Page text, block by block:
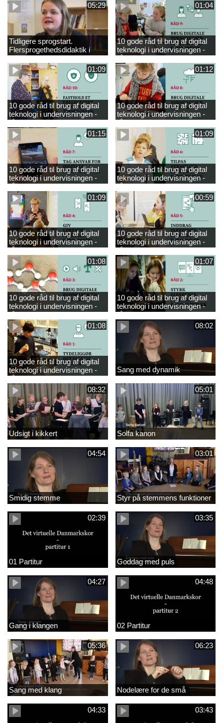
05:29
Tidligere sprogstart.
Flersprogethedsdidaktik i
engelsk
01:04
10 gode råd til brug af digital
teknologi i undervisningen -
råd 9
01:09
10 gode råd til brug af digital
teknologi i undervisningen -
råd 10
01:12
10 gode råd til brug af digital
teknologi i undervisningen -
råd 8
01:15
10 gode råd til brug af digital
teknologi i undervisningen -
råd 7
01:09
10 gode råd til brug af digital
teknologi i undervisningen -
råd 6
01:09
10 gode råd til brug af digital
teknologi i undervisningen -
råd 4
00:59
10 gode råd til brug af digital
teknologi i undervisningen -
råd 5
01:08
10 gode råd til brug af digital
teknologi i undervisningen -
råd 3
01:07
10 gode råd til brug af digital
teknologi i undervisningen -
råd 2
01:08
10 gode råd til brug af digital
teknologi i undervisningen -
råd 1
08:02
Sang med dynamik
08:32
Udsigt i kikkert
05:01
Solfa kanon
04:54
Smidig stemme
03:01
Styr på stemmens funktioner
02:39
01 Partitur
03:35
Goddag med puls
04:27
Gang i klangen
04:48
02 Partitur
05:36
Sang med klang
06:23
Nodelære for de små
04:33 03:43